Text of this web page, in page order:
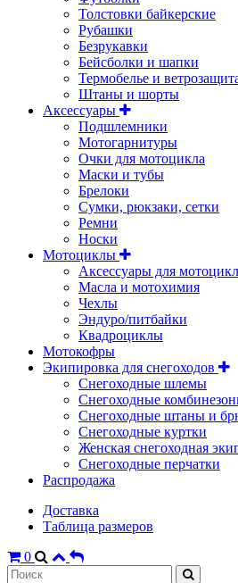
Толстовки байкерские
Рубашки
Безрукавки
Бейсболки и шапки
Термобелье и
Штаны и шорты
Аксессуары
Подшлемники
Мотогарнитуры
Очки для мотоцикла
Маски и тубы
Брелоки
Сумки, рюкзаки, сетки
Ремни
Носки
Мотоциклы
Аксессуары для
Масла и мотохимия
Чехлы
Эндуро/питбайки
Квадроциклы
Мотокофры
Экипировка для снегоходов
Снегоходные шлемы
Снегоходные
Снегоходные штаны и
Снегоходные куртки
Женская снегоходная
Снегоходные перчатки
Распродажа
Доставка
Таблица размеров
0